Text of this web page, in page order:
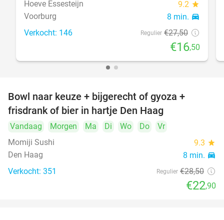
Hoeve Essesteijn
9.2 star
Voorburg 8 min. directions_car
Verkocht: 146 Regulier €27,50
€16,50
Bowl naar keuze + bijgerecht of gyoza +
frisdrank of bier in hartje Den Haag
Vandaag Morgen Ma Di Wo Do
Vr
Momiji Sushi
9.3 star
Den Haag 8 min. directions_car
Verkocht: 351 Regulier €28,50
€22,90